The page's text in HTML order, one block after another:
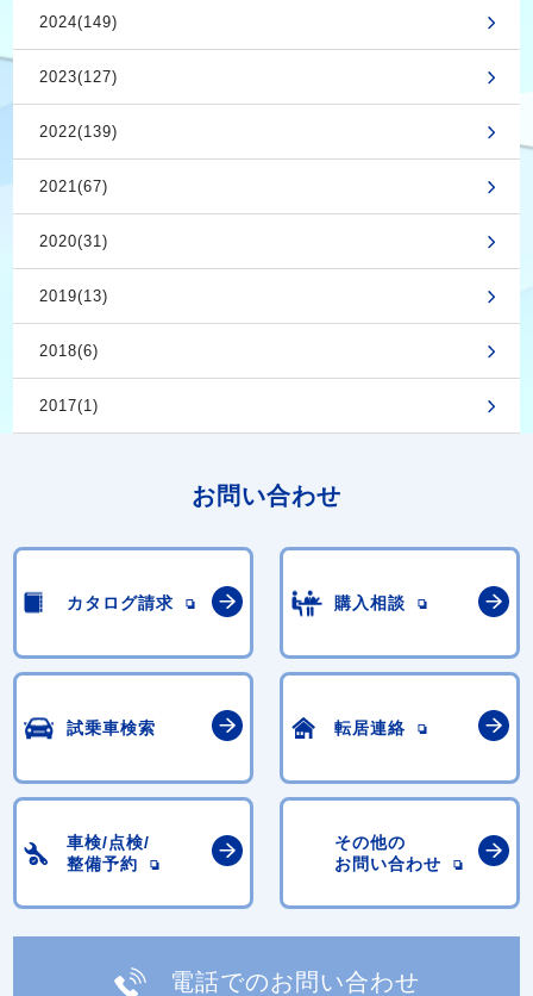
2024(149)
2023(127)
2022(139)
2021(67)
2020(31)
2019(13)
2018(6)
2017(1)
お問い合わせ
カタログ請求 購入相談
試乗車検索 転居連絡
車検/点検/
整備予約
その他の
お問い合わせ
電話でのお問い合わせ